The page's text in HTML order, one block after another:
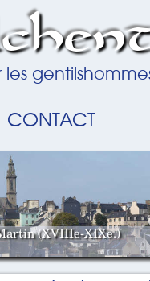
les
CONTACT
(XVIIIe-XIXe.)